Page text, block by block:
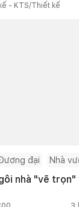
- KTS/Thiết kế
đại Nhà
nhà "vẽ